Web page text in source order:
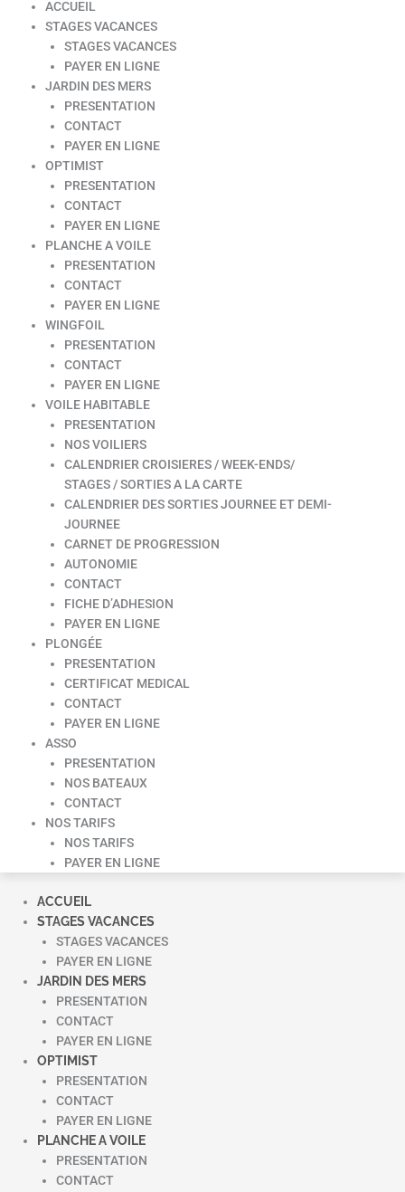
ACCUEIL
STAGES VACANCES
STAGES VACANCES
PAYER EN LIGNE
JARDIN DES MERS
PRESENTATION
CONTACT
PAYER EN LIGNE
OPTIMIST
PRESENTATION
CONTACT
PAYER EN LIGNE
PLANCHE A VOILE
PRESENTATION
CONTACT
PAYER EN LIGNE
WINGFOIL
PRESENTATION
CONTACT
PAYER EN LIGNE
VOILE HABITABLE
PRESENTATION
NOS VOILIERS
CALENDRIER CROISIERES / WEEK-ENDS/
STAGES / SORTIES A LA CARTE
CALENDRIER DES SORTIES JOURNEE ET DEMI-
JOURNEE
CARNET DE PROGRESSION
AUTONOMIE
CONTACT
FICHE D’ADHESION
PAYER EN LIGNE
PLONGÉE
PRESENTATION
CERTIFICAT MEDICAL
CONTACT
PAYER EN LIGNE
ASSO
PRESENTATION
NOS BATEAUX
CONTACT
NOS TARIFS
NOS TARIFS
PAYER EN LIGNE
ACCUEIL
STAGES VACANCES
STAGES VACANCES
PAYER EN LIGNE
JARDIN DES MERS
PRESENTATION
CONTACT
PAYER EN LIGNE
OPTIMIST
PRESENTATION
CONTACT
PAYER EN LIGNE
PLANCHE A VOILE
PRESENTATION
CONTACT